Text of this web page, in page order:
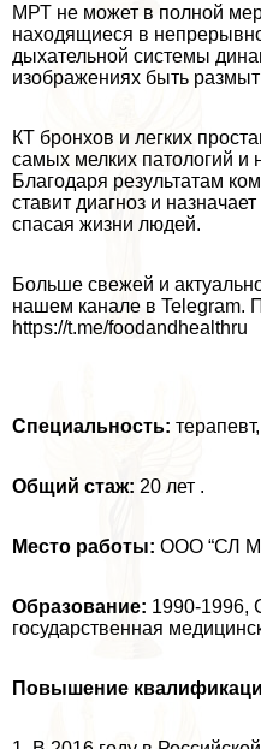
МРТ не может в полной
находящиеся в
дыхательной системы
изображениях быть
КТ бронхов и легких
самых мелких патологий и
Благодаря результатам
ставит диагноз и
спасая жизни людей.
Больше свежей и
нашем канале в Telegram.
https://t.me/foodandhealthru
Специальность:
Общий стаж: 20 лет .
Место работы: ООО “СЛ
Образование: 1990-1996,
государственная
Повышение